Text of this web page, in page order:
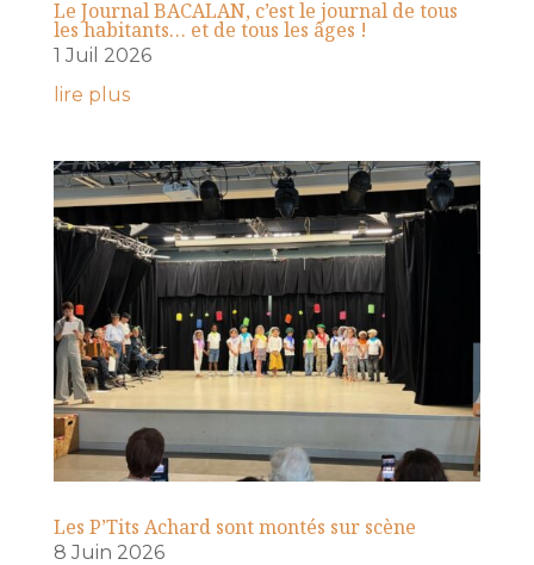
Le Journal BACALAN, c’est le journal de tous
les habitants… et de tous les âges !
1 Juil 2026
lire plus
Les P’Tits Achard sont montés sur scène
8 Juin 2026